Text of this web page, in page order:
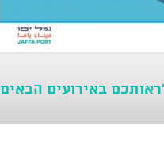
באירועים הבאים